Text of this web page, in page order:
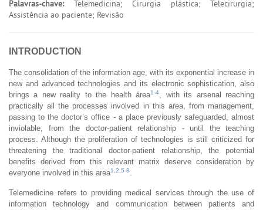
Palavras-chave:Telemedicina; Cirurgia plástica; Telecirurgia;
Assistência ao paciente; Revisão
INTRODUCTION
The consolidation of the information age, with its exponential increase in
new and advanced technologies and its electronic sophistication, also
brings a new reality to the health área1-4
, with its arsenal reaching
practically all the processes involved in this area, from management,
passing to the doctor’s office - a place previously safeguarded, almost
inviolable, from the doctor-patient relationship - until the teaching
process. Although the proliferation of technologies is still criticized for
threatening the traditional doctor-patient relationship, the potential
benefits derived from this relevant matrix deserve consideration by
everyone involved in this area1 2 5-8
Telemedicine refers to providing medical services through the use of
information technology and communication between patients and